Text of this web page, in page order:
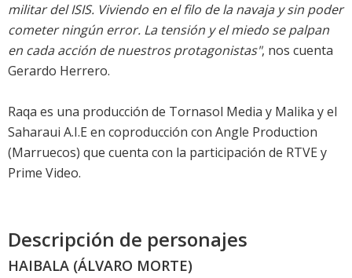
militar del ISIS. Viviendo en el filo de la navaja y sin poder
cometer ningún error. La tensión y el miedo se palpan
en cada acción de nuestros protagonistas", nos cuenta
Gerardo Herrero.
Raqa es una producción de Tornasol Media y Malika y el
Saharaui A.I.E en coproducción con Angle Production
(Marruecos) que cuenta con la participación de RTVE y
Prime Video.
Descripción de personajes
HAIBALA (ÁLVARO MORTE)